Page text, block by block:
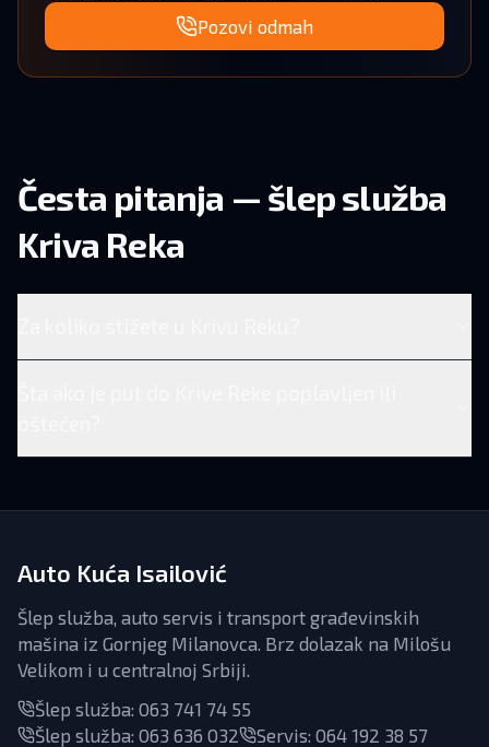
Pozovi odmah
Česta pitanja — šlep služba
Kriva Reka
Auto Kuća Isailović
Šlep služba, auto servis i transport građevinskih
mašina iz Gornjeg Milanovca. Brz dolazak na Milošu
Velikom i u centralnoj Srbiji.
Šlep služba: 063 741 74 55
Šlep služba: 063 636 032 Servis: 064 192 38 57